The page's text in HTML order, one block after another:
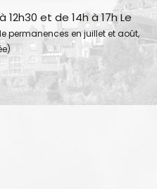
et de 14h à 17h Le
permanences en juillet et août,